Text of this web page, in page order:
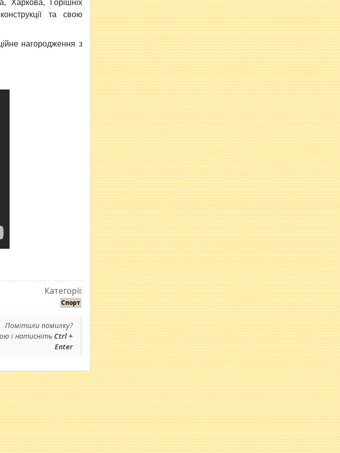
Харкова, Горішніх
та свою
нагородження з
Категорії:
Спорт
Помітили помилку?
і натисніть Ctrl +
Enter